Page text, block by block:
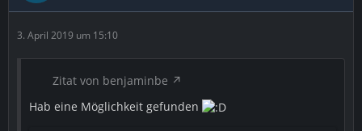
3. April 2019 um 15:10
Zitat von benjaminbe
Hab eine Möglichkeit gefunden